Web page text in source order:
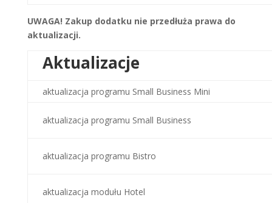
UWAGA! Zakup dodatku nie przedłuża prawa do
aktualizacji.
Aktualizacje
aktualizacja programu Small Business Mini
aktualizacja programu Small Business
aktualizacja programu Bistro
aktualizacja modułu Hotel